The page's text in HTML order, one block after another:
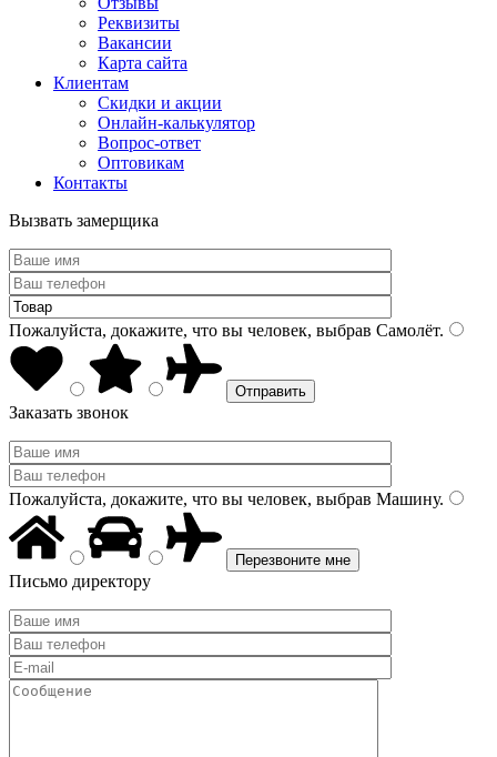
Реквизиты
Вакансии
Карта сайта
Клиентам
Скидки и акции
Онлайн-калькулятор
Вопрос-ответ
Оптовикам
Контакты
Вызвать замерщика
Пожалуйста, докажите, что вы человек, выбрав Самолёт.
Заказать звонок
Пожалуйста, докажите, что вы человек, выбрав Машину.
Письмо директору